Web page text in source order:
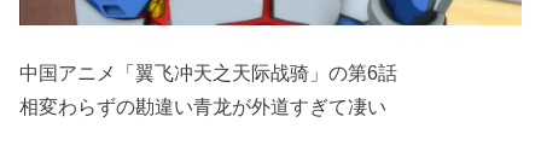
中国アニメ「翼飞冲天之天际战骑」の第6話
相変わらずの勘違い青龙が外道すぎて凄い